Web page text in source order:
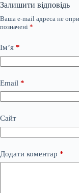
Залишити відповідь
Ваша e-mail адреса не
позначені *
Ім’я *
Email *
Сайт
Додати коментар *